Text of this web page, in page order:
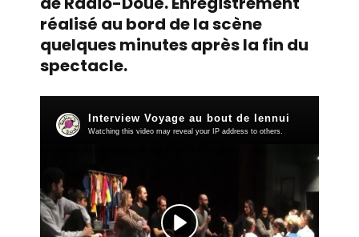
réalisé au bord de la scène
quelques minutes après la fin du
spectacle.